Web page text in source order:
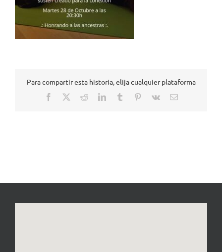
Para compartir esta historia, elija cualquier plataforma
Facebook RedditLinkedInTumblr Pinterest
Vk
Correo